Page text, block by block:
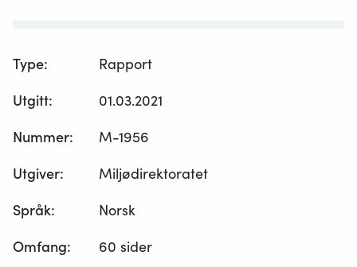
Type:
Rapport
Utgitt:
01.03.2021
Nummer:
M-1956
Utgiver:
Miljødirektoratet
Språk:
Norsk
Omfang:
60 sider